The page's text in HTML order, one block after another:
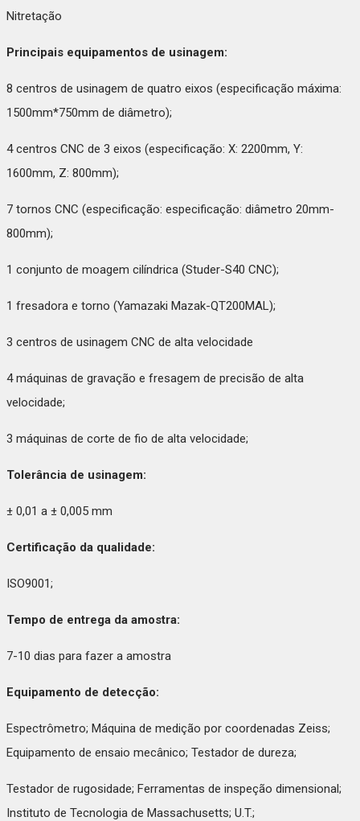
Nitretação
Principais equipamentos de usinagem:
8 centros de usinagem de quatro eixos (especificação máxima:
1500mm*750mm de diâmetro);
4 centros CNC de 3 eixos (especificação: X: 2200mm, Y:
1600mm, Z: 800mm);
7 tornos CNC (especificação: especificação: diâmetro 20mm-
800mm);
1 conjunto de moagem cilíndrica (Studer-S40 CNC);
1 fresadora e torno (Yamazaki Mazak-QT200MAL);
3 centros de usinagem CNC de alta velocidade
4 máquinas de gravação e fresagem de precisão de alta
velocidade;
3 máquinas de corte de fio de alta velocidade;
Tolerância de usinagem:
± 0,01 a ± 0,005 mm
Certificação da qualidade:
ISO9001;
Tempo de entrega da amostra:
7-10 dias para fazer a amostra
Equipamento de detecção:
Espectrômetro; Máquina de medição por coordenadas Zeiss;
Equipamento de ensaio mecânico; Testador de dureza;
Testador de rugosidade; Ferramentas de inspeção dimensional;
Instituto de Tecnologia de Massachusetts; U.T.;